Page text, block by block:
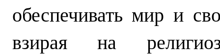
обеспечивать мир и
взирая на